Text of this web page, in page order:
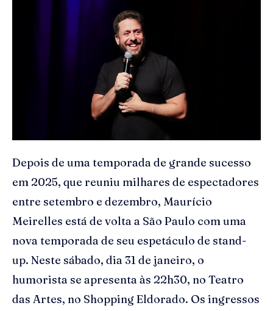
Depois de uma temporada de grande sucesso
em 2025, que reuniu milhares de espectadores
entre setembro e dezembro, Maurício
Meirelles está de volta a São Paulo com uma
nova temporada de seu espetáculo de stand-
up. Neste sábado, dia 31 de janeiro, o
humorista se apresenta às 22h30, no Teatro
das Artes, no Shopping Eldorado. Os ingressos